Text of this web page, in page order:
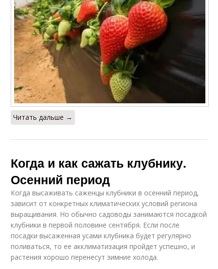
Читать дальше →
Когда и как сажать клубнику.
Осенний период
Когда высаживать саженцы клубники в осенний период,
зависит от конкретных климатических условий региона
выращивания. Но обычно садоводы занимаются посадкой
клубники в первой половине сентября. Если после
посадки высаженная усами клубника будет регулярно
поливаться, то ее акклиматизация пройдет успешно, и
растения хорошо перенесут зимние холода.